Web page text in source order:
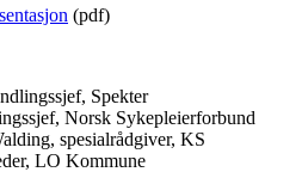
(pdf)
Spekter
Norsk Sykepleierforbund
spesialrådgiver, KS
LO Kommune